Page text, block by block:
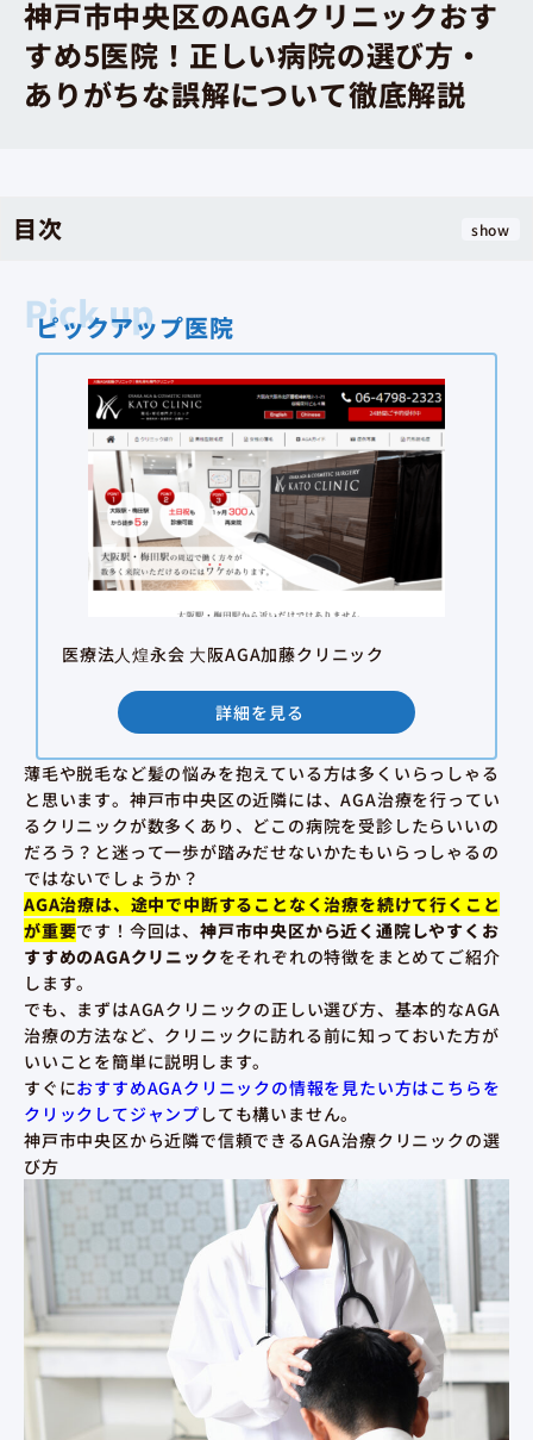
神戸市中央区のAGAクリニックおす
すめ5医院！正しい病院の選び方・
ありがちな誤解について徹底解説
目次 show
ピックアップ医院
医療法⼈煌永会 ⼤阪AGA加藤クリニック
詳細を見る
薄毛や脱毛など髪の悩みを抱えている方は多くいらっしゃる
と思います。神戸市中央区の近隣には、AGA治療を行ってい
るクリニックが数多くあり、どこの病院を受診したらいいの
だろう？と迷って一歩が踏みだせないかたもいらっしゃるの
ではないでしょうか？
AGA治療は、途中で中断することなく治療を続けて行くこと
が重要です！今回は、神戸市中央区から近く通院しやすくお
すすめのAGAクリニックをそれぞれの特徴をまとめてご紹介
します。
でも、まずはAGAクリニックの正しい選び方、基本的なAGA
治療の方法など、クリニックに訪れる前に知っておいた方が
いいことを簡単に説明します。
すぐにおすすめAGAクリニックの情報を見たい方はこちらを
クリックしてジャンプ しても構いません。
神戸市中央区から近隣で信頼できるAGA治療クリニックの選
び方